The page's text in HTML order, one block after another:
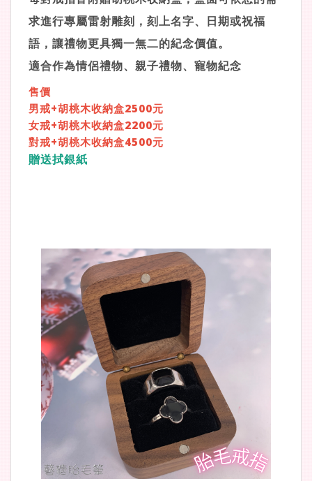
求進行專屬雷射雕刻，刻上名字、日期或祝福
語，讓禮物更具獨一無二的紀念價值。
適合作為情侶禮物、親子禮物、寵物紀念
售價
男戒+胡桃木收納盒2500元
女戒+胡桃木收納盒2200元
對戒+胡桃木收納盒4500元
贈送拭銀紙